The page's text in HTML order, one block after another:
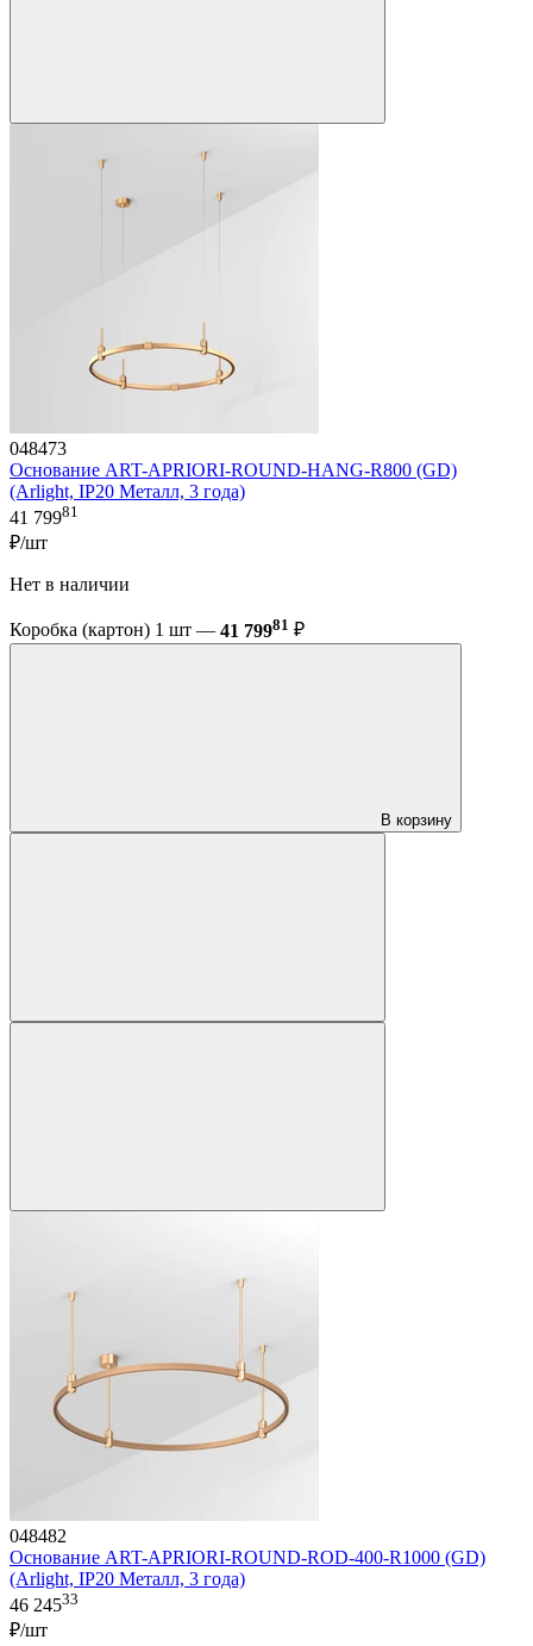
048473
Основание ART-APRIORI-ROUND-HANG-R800 (GD)
(Arlight, IP20 Металл, 3 года)
41 79981
₽/шт
Нет в наличии
Коробка (картон) 1 шт — 41 79981 ₽
В корзину
048482
Основание ART-APRIORI-ROUND-ROD-400-R1000 (GD)
(Arlight, IP20 Металл, 3 года)
46 24533
₽/шт